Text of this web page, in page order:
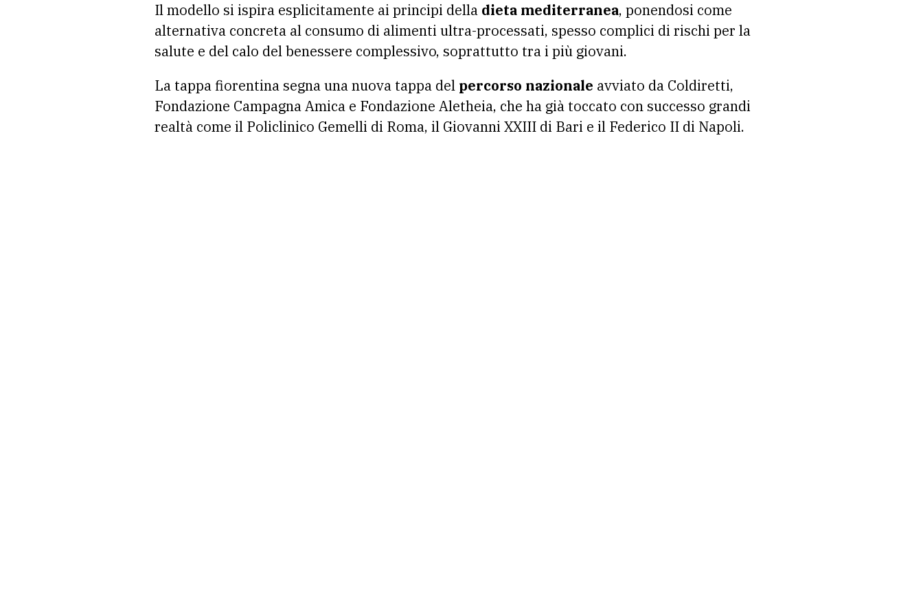
Il modello si ispira esplicitamente ai principi della dieta mediterranea, ponendosi come
alternativa concreta al consumo di alimenti ultra-processati, spesso complici di rischi per la
salute e del calo del benessere complessivo, soprattutto tra i più giovani.
La tappa fiorentina segna una nuova tappa del percorso nazionale avviato da Coldiretti,
Fondazione Campagna Amica e Fondazione Aletheia, che ha già toccato con successo grandi
realtà come il Policlinico Gemelli di Roma, il Giovanni XXIII di Bari e il Federico II di Napoli.